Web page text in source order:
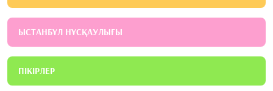
ЫСТАНБҰЛ НҰСҚАУЛЫҒЫ
ПІКІРЛЕР